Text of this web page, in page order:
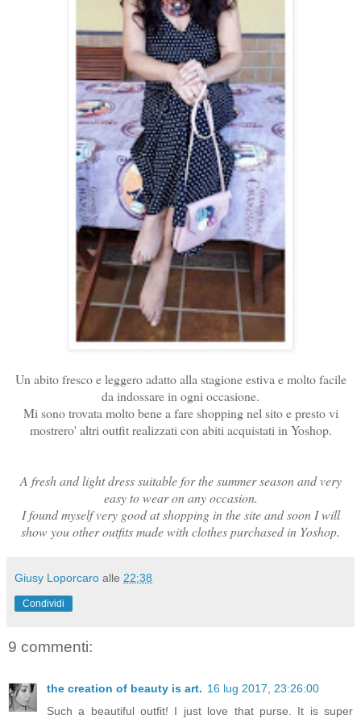
Un abito fresco e leggero adatto alla stagione estiva e molto facile
da indossare in ogni occasione.
Mi sono trovata molto bene a fare shopping nel sito e presto vi
mostrero' altri outfit realizzati con abiti acquistati in Yoshop.
A fresh and light dress suitable for the summer season and very
easy to wear on any occasion.
I found myself very good at shopping in the site and soon I will
show you other outfits made with clothes purchased in Yoshop.
Giusy Loporcaro alle 22:38
Condividi
9 commenti:
the creation of beauty is art. 16 lug 2017, 23:26:00
Such a beautiful outfit! I just love that purse. It is super